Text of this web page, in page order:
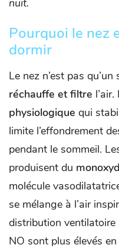
Pourquoi le nez
dormir
Le nez n’est pas
réchauffe et filtre
physiologique qui
limite l’effondrement
pendant le sommeil.
produisent du
molécule
se mélange à l’air
distribution ventilatoire
NO sont plus élevés